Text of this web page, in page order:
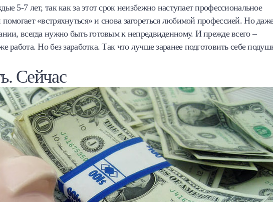
5-7 лет, так как за этот срок неизбежно наступает профессиональное
«встряхнуться» и снова загореться любимой профессией. Но
всегда нужно быть готовым к непредвиденному. И прежде всего –
работа. Но без заработка. Так что лучше заранее подготовить себе
Сейчас